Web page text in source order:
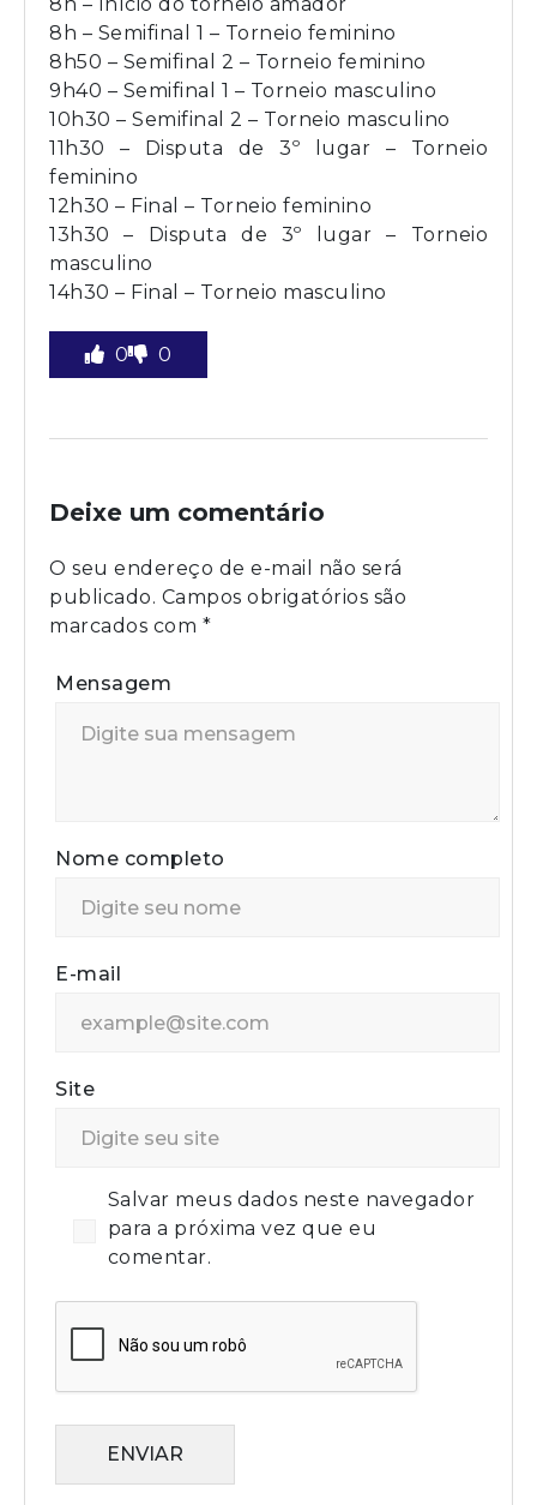
8h – Semifinal 1 – Torneio feminino
8h50 – Semifinal 2 – Torneio feminino
9h40 – Semifinal 1 – Torneio masculino
10h30 – Semifinal 2 – Torneio masculino
11h30 – Disputa de 3º lugar – Torneio
feminino
12h30 – Final – Torneio feminino
13h30 – Disputa de 3º lugar – Torneio
masculino
14h30 – Final – Torneio masculino
0 0
Deixe um comentário
O seu endereço de e-mail não será
publicado. Campos obrigatórios são
marcados com *
Mensagem
Nome completo
E-mail
Site
Salvar meus dados neste navegador
para a próxima vez que eu
comentar.
ENVIAR